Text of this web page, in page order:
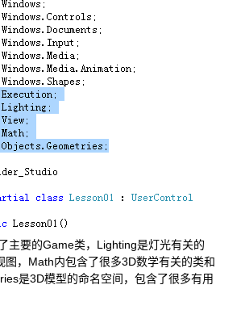
主要的Game类，Lighting是灯光有关的
图，Math内包含了很多3D数学有关的类和
是3D模型的命名空间，包含了很多有用